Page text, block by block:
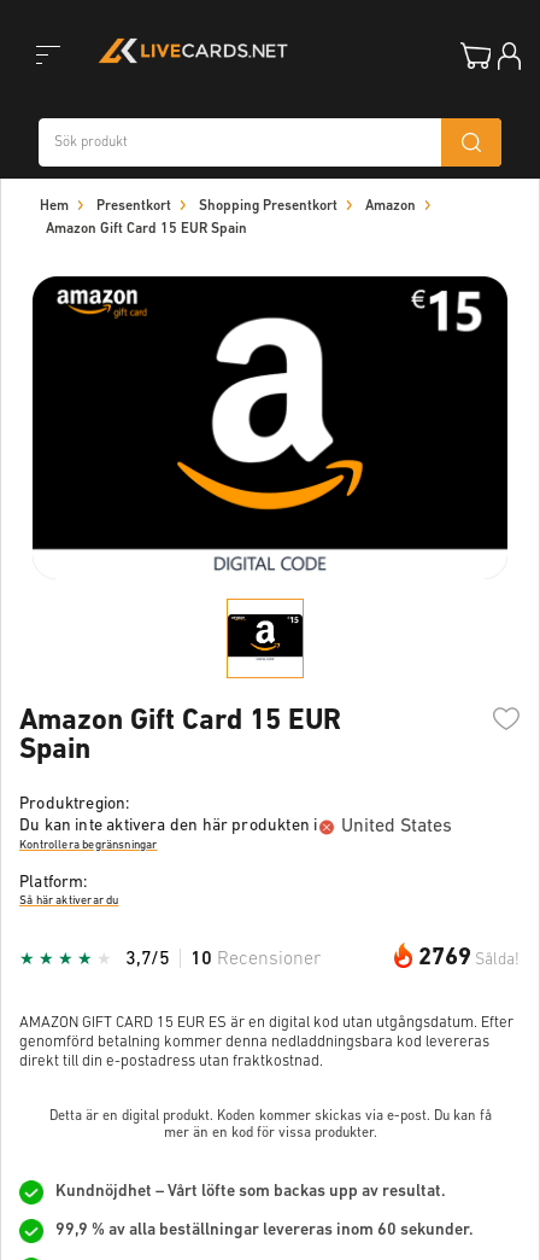
navigation
Hem Presentkort Shopping Presentkort
Amazon
Amazon Gift Card 15 EUR Spain
Amazon Gift Card 15 EUR
Spain
Produktregion:
Du kan inte aktivera den här produkten i
United States
Kontrollera begränsningar
Platform:
Så här aktiverar du
2769 Sålda!
3,7/5 10 Recensioner
AMAZON GIFT CARD 15 EUR ES är en digital kod utan utgångsdatum. Efter
genomförd betalning kommer denna nedladdningsbara kod levereras
direkt till din e-postadress utan fraktkostnad.
Detta är en digital produkt. Koden kommer skickas via e-post. Du kan få
mer än en kod för vissa produkter.
Kundnöjdhet – Vårt löfte som backas upp av resultat.
99,9 % av alla beställningar levereras inom 60 sekunder.